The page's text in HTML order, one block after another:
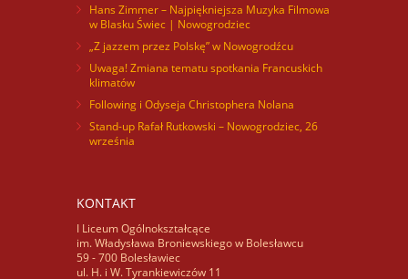
Hans Zimmer – Najpiękniejsza Muzyka Filmowa
w Blasku Świec | Nowogrodziec
„Z jazzem przez Polskę” w Nowogrodźcu
Uwaga! Zmiana tematu spotkania Francuskich
klimatów
Following i Odyseja Christophera Nolana
Stand-up Rafał Rutkowski – Nowogrodziec, 26
września
KONTAKT
I Liceum Ogólnokształcące
im. Władysława Broniewskiego w Bolesławcu
59 - 700 Bolesławiec
ul. H. i W. Tyrankiewiczów 11